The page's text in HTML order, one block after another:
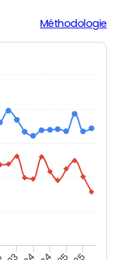
Méthodologie